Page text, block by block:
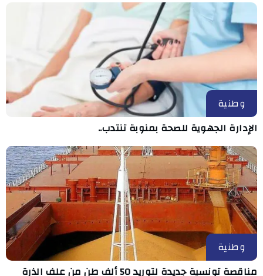
وطنية
الإدارة الجهوية للصحة بمنوبة تنتدب..
وطنية
مناقصة تونسية جديدة لتوريد 50 ألف طن من علف الذرة